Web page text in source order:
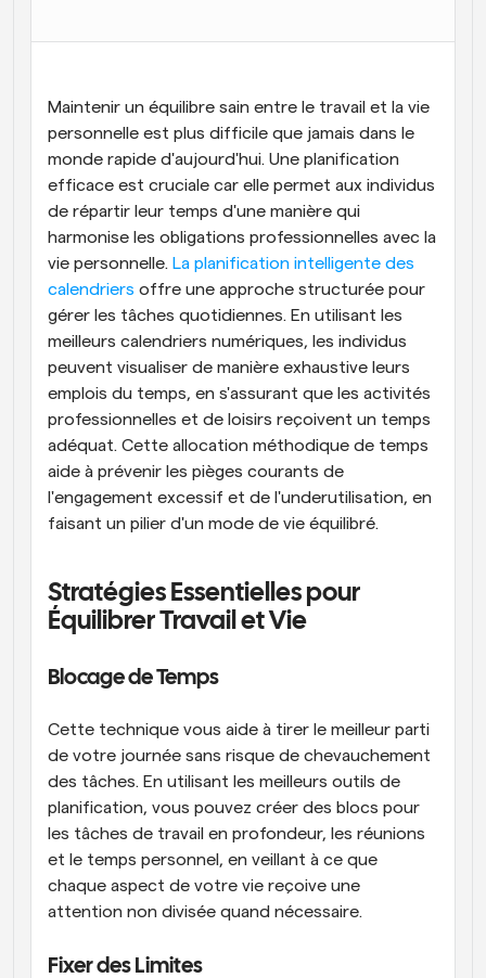
Programmation surpuissante avec des appels
alimentés par l'IA
Blog
Restez à jour avec les dernières nouvelles et mises à
jour
Réunions instantanées
Rencontrez des clients en quelques minutes
Liens de groupe dynamique
Réservez facilement des réunions avec plusieurs
personnes
Webhooks
Soyez informé lorsque quelque chose se passe
Maintenir un équilibre sain entre le travail et la vie
personnelle est plus difficile que jamais dans le
monde rapide d'aujourd'hui. Une planification
efficace est cruciale car elle permet aux individus
de répartir leur temps d'une manière qui
harmonise les obligations professionnelles avec la
vie personnelle. La planification intelligente des
calendriers offre une approche structurée pour
gérer les tâches quotidiennes. En utilisant les
meilleurs calendriers numériques, les individus
peuvent visualiser de manière exhaustive leurs
emplois du temps, en s'assurant que les activités
professionnelles et de loisirs reçoivent un temps
adéquat. Cette allocation méthodique de temps
aide à prévenir les pièges courants de
l'engagement excessif et de l'underutilisation, en
faisant un pilier d'un mode de vie équilibré.
Stratégies Essentielles pour
Équilibrer Travail et Vie
Blocage de Temps
Cette technique vous aide à tirer le meilleur parti
de votre journée sans risque de chevauchement
des tâches. En utilisant les meilleurs outils de
planification, vous pouvez créer des blocs pour
les tâches de travail en profondeur, les réunions
et le temps personnel, en veillant à ce que
chaque aspect de votre vie reçoive une
attention non divisée quand nécessaire.
Fixer des Limites